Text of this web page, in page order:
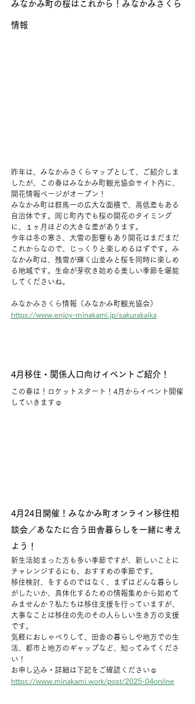
みなかみ町の桜はこれから！みなかみさくら
情報
昨年は、みなかみさくらマップとして、ご紹介しま
したが、この春はみなかみ町観光協会サイト内に、
開花情報ページがオープン！
みなかみ町は群馬一の広大な面積で、高低差もある
自治体です。同じ町内でも桜の開花のタイミング
に、１ヶ月ほどの大きな差があります。
今年は冬の寒さ、大雪の影響もあり開花はまだまだ
これからなので、じっくりと楽しめるはずです。み
なかみ町は、残雪が輝く山並みと桜を同時に楽しめ
る地域です。生命が芽吹き始める美しい季節を堪能
してくださいね。
みなかみさくら情報（みなかみ町観光協会）
https://www.enjoy-minakami.jp/sakurakaika
4月移住・関係人口向けイベントご紹介！
この春は！ロケットスタート！4月からイベント開催
していきます☺️
4月24日開催！みなかみ町オンライン移住相
談会／あなたに合う田舎暮らしを一緒に考え
よう！
新生活始まった方も多い季節ですが、新しいことに
チャレンジするにも、おすすめの季節です。
移住検討、をするのではなく、まずはどんな暮らし
がしたいか、具体化するための情報集めから始めて
みませんか？私たちは移住支援を行っていますが、
大事なことは移住の先のその人らしい生き方の支援
です。
気軽におしゃべりして、田舎の暮らしや地方での生
活、都市と地方のギャップなど、知ってみてくださ
い！
お申し込み・詳細は下記をご確認ください☺️
https://www.minakami.work/post/2025-04online